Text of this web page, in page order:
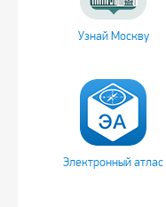
Узнай Москву
Электронный атлас